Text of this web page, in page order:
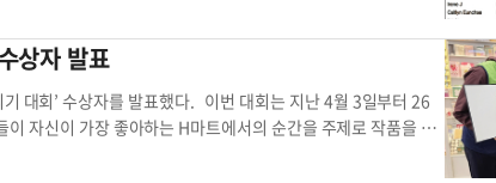
생미술공모전 홈페이지 수상자 발표 학생 미술
금 수여식은 31일(금) 오후 5시 LA한인타운가든스위트호텔 2
참해 참석해야 하며 부득이한 사정으로 참석이 어려울 경우 보
다. ▶문의: 해피빌리지 (213)368-2630 ▶주최: KIMBO Fou
J&S Song Foundation알림 수상자 발표 수상자
상자 발표
대회’ 수상자를 발표했다. 이번 대회는 지난 4월 3일부터 26
자신이 가장 좋아하는 H마트에서의 순간을 주제로 작품을 출